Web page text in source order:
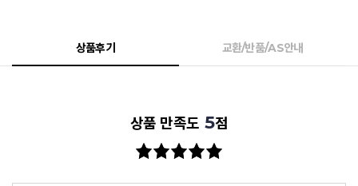
상품후기 교환/반품/AS안내
상품 만족도 5점